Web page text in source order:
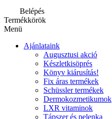
Belépés
Termékkörök
Menü
Ajánlataink
Augusztusi akció
Készletkisöprés
Könyv kiárusítás!
Fix áras termékek
Schüssler termékek
Dermokozmetikumok
LXR vitaminok
Tápszer és pelenka